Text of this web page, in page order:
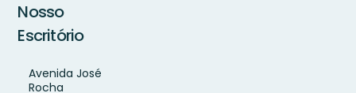
Nosso
Escritório
Avenida José
Rocha